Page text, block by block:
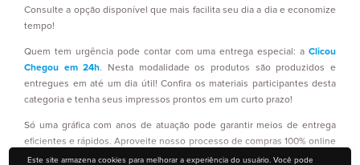
Consulte a opção disponível que mais facilita seu dia a dia e economize
tempo!
Quem tem urgência pode contar com uma entrega especial: a Clicou
Chegou em 24h. Nesta modalidade os produtos são produzidos e
entregues em até um dia útil! Confira os materiais participantes desta
categoria e tenha seus impressos prontos em um curto prazo!
Só uma gráfica com anos de atuação pode garantir meios de entrega
eficientes e rápidos. Aproveite nosso processo de compras 100% online
e tenha maiscomodidade, rapidez e segurança!
Este site armazena cookies para melhorar a experiência do usuário. Você pode